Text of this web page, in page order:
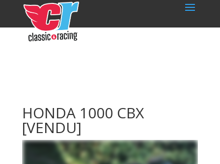
HONDA 1000 CBX
[VENDU]